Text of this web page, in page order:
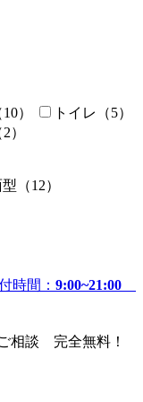
）
トイレ（5）
）
（12）
時間： 9:00~21:00
相談 完全無料！